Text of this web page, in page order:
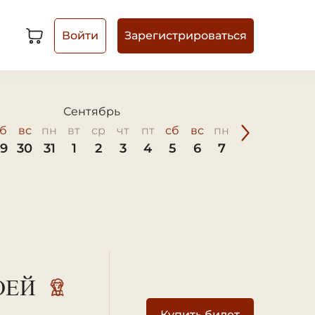
Корзина
Войти Зарегистрироваться
вс
30
пн
31
Сентябрь
вт
1
ср
2
чт
3
пт
4
сб
5
вс
6
пн
7
вт